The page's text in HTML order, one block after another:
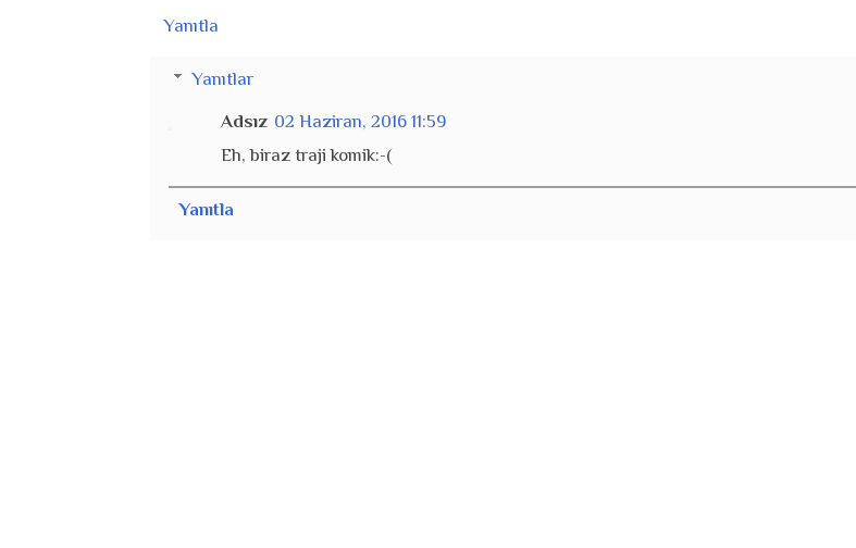
Yanıtla
Yanıtlar
Adsız 02 Haziran, 2016 11:59
Eh, biraz traji komik:-(
Yanıtla